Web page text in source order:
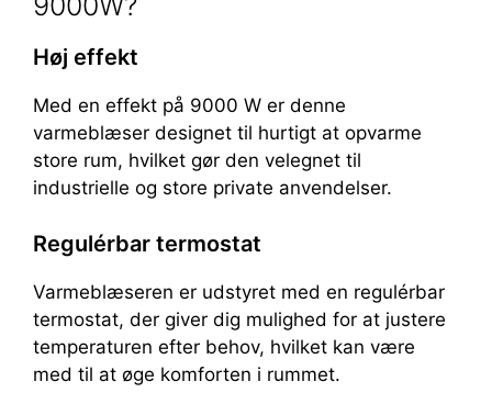
Høj effekt
Med en effekt på 9000 W er denne
varmeblæser designet til hurtigt at opvarme
store rum, hvilket gør den velegnet til
industrielle og store private anvendelser.
Regulérbar termostat
Varmeblæseren er udstyret med en regulérbar
termostat, der giver dig mulighed for at justere
temperaturen efter behov, hvilket kan være
med til at øge komforten i rummet.